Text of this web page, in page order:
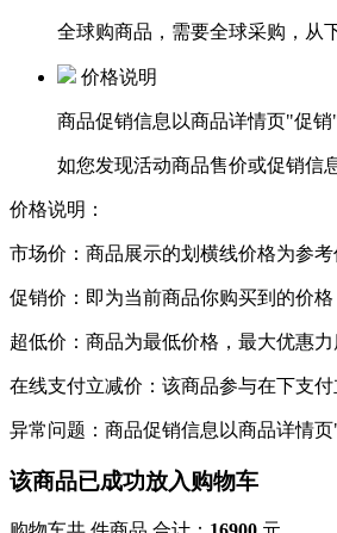
全球购商品，需要全球采购， 从
价格说明
商品促销信息以商品详情页"促销
如您发现活动商品售价或促销信
价格说明：
市场价： 商品展示的划横线价格为参
促销价： 即为当前商品你购买到的价
超低价： 商品为最低价格，最大优惠
在线支付立减价： 该商品参与在下支
异常问题： 商品促销信息以商品详情
该商品已成功放入购物车